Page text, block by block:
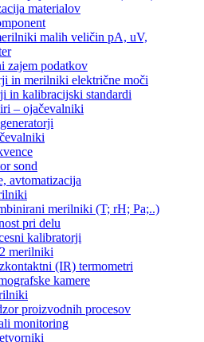
materialov
malih veličin pA, uV,
zajem podatkov
in merilniki električne moči
in kalibracijski standardi
– ojačevalniki
sond
avtomatizacija
merilniki (T; rH; Pa;..)
pri delu
kalibratorji
merilniki
(IR) termometri
kamere
proizvodnih procesov
monitoring